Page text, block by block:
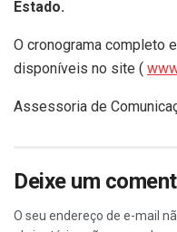
Estado.
O cronograma completo
disponíveis no site (
Assessoria de
Deixe um
O seu endereço de e-mail